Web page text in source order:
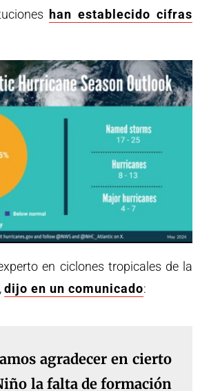
han establecido cifras
en ciclones tropicales de la
,dijo en un comunicado:
agradecer en cierto
la falta de formación